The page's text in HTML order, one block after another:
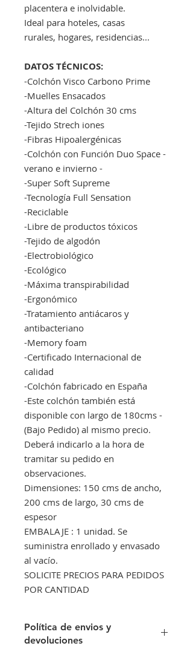
placentera e inolvidable.
Ideal para hoteles, casas
rurales, hogares, residencias...
DATOS TÉCNICOS:
-Colchón Visco Carbono Prime
-Muelles Ensacados
-Altura del Colchón 30 cms
-Tejido Strech iones
-Fibras Hipoalergénicas
-Colchón con Función Duo Space -
verano e invierno -
-Super Soft Supreme
-Tecnología Full Sensation
-Reciclable
-Libre de productos tóxicos
-Tejido de algodón
-Electrobiológico
-Ecológico
-Máxima transpirabilidad
-Ergonómico
-Tratamiento antiácaros y
antibacteriano
-Memory foam
-Certificado Internacional de
calidad
-Colchón fabricado en España
-Este colchón también está
disponible con largo de 180cms -
(Bajo Pedido) al mismo precio.
Deberá indicarlo a la hora de
tramitar su pedido en
observaciones.
Dimensiones: 150 cms de ancho,
200 cms de largo, 30 cms de
espesor
EMBALAJE : 1 unidad. Se
suministra enrollado y envasado
al vacío.
SOLICITE PRECIOS PARA PEDIDOS
POR CANTIDAD
Política de envios y
devoluciones